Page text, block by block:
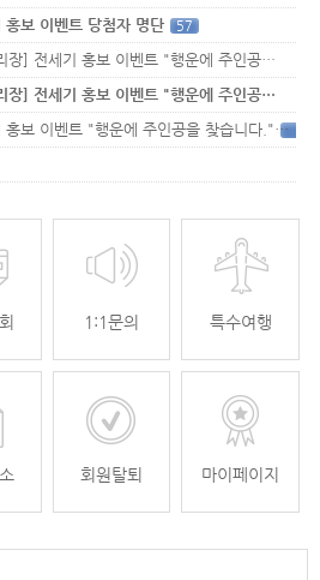
보 이벤트 당첨자 명단
57
장] 전세기 홍보 이벤트 "행운에 주인공…
장] 전세기 홍보 이벤트 "행운에 주인공…
[무안공항 활성화] 가을전세기 홍보 이벤트 "행운에 주인공을 찾습니다."33
1:1문의 특수여행
회원탈퇴 마이페이지